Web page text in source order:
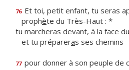
76 Et toi, petit enfant, tu seras
prophète du Très-Haut : *
tu marcheras devant, à la face
et tu prépareras ses chemins
77 pour donner à son peuple de